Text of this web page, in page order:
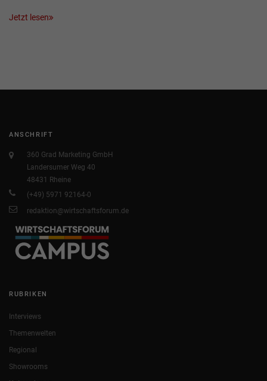
Jetzt lesen
ANSCHRIFT
360 Grad Marketing GmbH
Landersumer Weg 40
48431 Rheine
(+49) 5971 92164-0
redaktion@wirtschaftsforum.de
RUBRIKEN
Interviews
Themenwelten
Regional
Showrooms